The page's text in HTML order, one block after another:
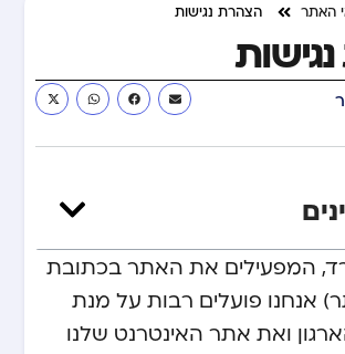
האתר הצהרת נגישות
המפעילים את האתר בכתובת
אנחנו פועלים רבות על מנת
ואת אתר האינטרנט שלנו